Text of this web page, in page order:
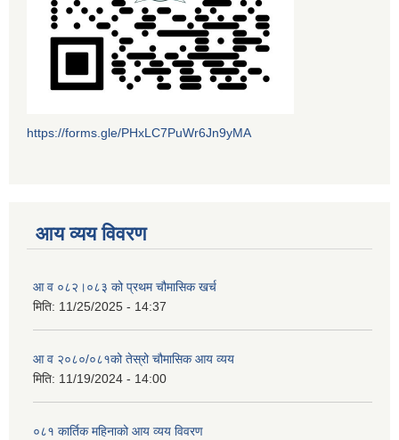
https://forms.gle/PHxLC7PuWr6Jn9yMA
आय व्यय विवरण
आ व ०८२।०८३ को प्रथम चौमासिक खर्च
मिति: 11/25/2025 - 14:37
आ व २०८०/०८१को तेस्रो चौमासिक आय व्यय
मिति: 11/19/2024 - 14:00
०८१ कार्तिक महिनाको आय व्यय विवरण